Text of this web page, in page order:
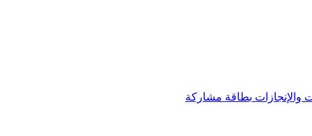
والإنجازات بطاقة مشاركة